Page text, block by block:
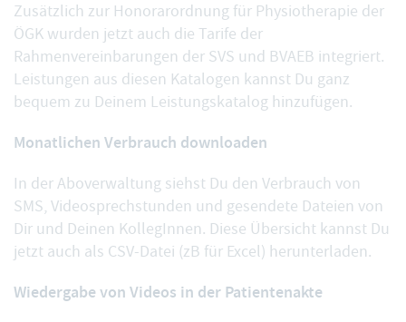
Zusätzlich zur Honorarordnung für Physiotherapie der
ÖGK wurden jetzt auch die Tarife der
Rahmenvereinbarungen der SVS und BVAEB integriert.
Leistungen aus diesen Katalogen kannst Du ganz
bequem zu Deinem Leistungskatalog hinzufügen.
Monatlichen Verbrauch downloaden
In der Aboverwaltung siehst Du den Verbrauch von
SMS, Videosprechstunden und gesendete Dateien von
Dir und Deinen KollegInnen. Diese Übersicht kannst Du
jetzt auch als CSV-Datei (zB für Excel) herunterladen.
Wiedergabe von Videos in der Patientenakte